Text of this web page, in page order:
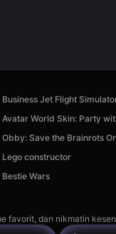
Business Jet Flight
Avatar World Skin: Party
Obby: Save the Brainrots
Lego constructor
Bestie Wars
favorit, dan nikmatin